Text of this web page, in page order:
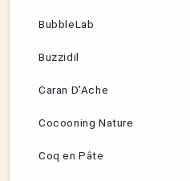
BubbleLab
Buzzidil
Caran D’Ache
Cocooning Nature
Coq en Pâte